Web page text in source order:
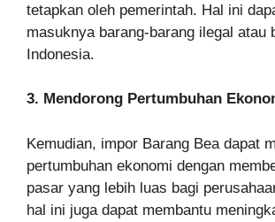
tetapkan oleh pemerintah. Hal ini
masuknya barang-barang ilegal atau
Indonesia.
3. Mendorong Pertumbuhan
Kemudian, impor Barang Bea dapat
pertumbuhan ekonomi dengan
pasar yang lebih luas bagi
hal ini juga dapat membantu